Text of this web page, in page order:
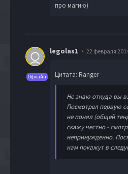
про магию)
Офлайн
legolas1 22 февраля
Цитата: Ranger
Не знаю откуда вы
Посмотрел первую
не понял (общей
скажу честно -
непринужденно.
нам покажут в